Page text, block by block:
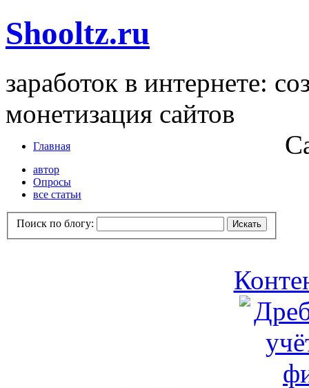
Shooltz.ru
заработок в интернете:
монетизация сайтов
Главная
автор
Опросы
все статьи
Поиск по блогу: